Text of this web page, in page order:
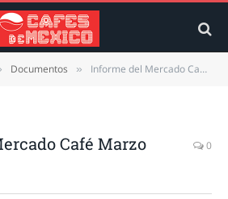
Documentos » Informe del Mercado Café Marzo 2025
Café Marzo
0